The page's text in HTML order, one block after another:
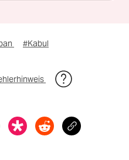
#Kabul